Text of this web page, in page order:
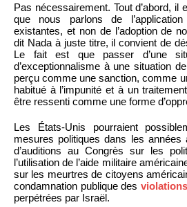
Pas nécessairement. Tout d’abord, il
que nous parlons de
existantes, et non de l’adoption de
dit Nada à juste titre, il convient de
Le fait est que passer d’une
d’exceptionnalisme à une situation
perçu comme une sanction, comme
habitué à l’impunité et à un
être ressenti comme une forme
Les États-Unis pourraient
mesures politiques dans les années
d’auditions au Congrès sur les
l’utilisation de l’aide militaire
sur les meurtres de citoyens
condamnation publique des
perpétrées par Israël.